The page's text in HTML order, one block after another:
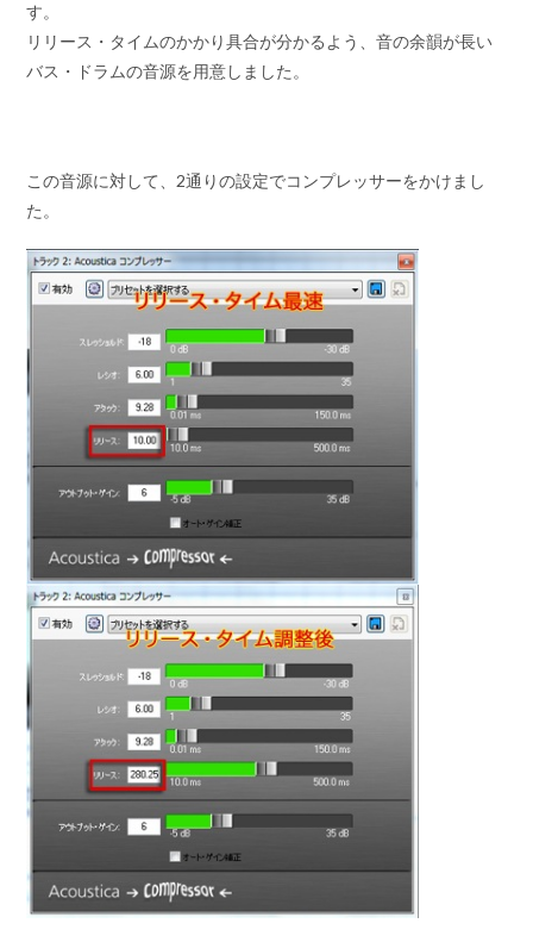
す。
リリース・タイムのかかり具合が分かるよう、音の余韻が長い
バス・ドラムの音源を用意しました。
この音源に対して、2通りの設定でコンプレッサーをかけまし
た。